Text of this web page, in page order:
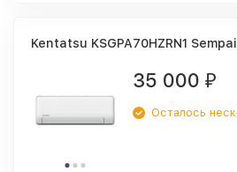
Kentatsu KSGPA70HZRN1
35 000 ₽
Осталось